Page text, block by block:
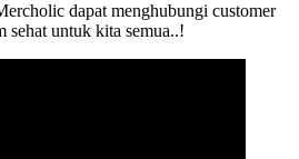
dapat menghubungi customer
sehat untuk kita semua..!